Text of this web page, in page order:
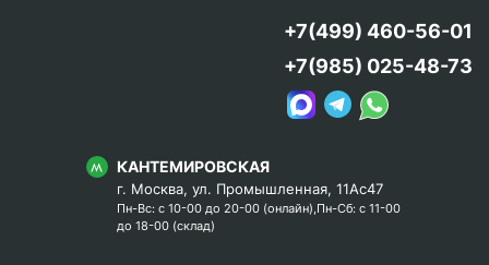
КАНТЕМИРОВСКАЯ
г. Москва, ул. Промышленная, 11Ас47
Пн-Вс: с 10-00 до 20-00 (онлайн),Пн-Сб: с 11-00
до 18-00 (склад)
+7(499) 460-56-01
+7(985) 025-48-73